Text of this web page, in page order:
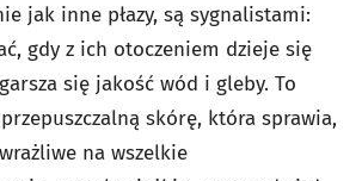
jak inne płazy, są sygnalistami:
gdy z ich otoczeniem dzieje się
się jakość wód i gleby. To
skórę, która sprawia,
na wszelkie